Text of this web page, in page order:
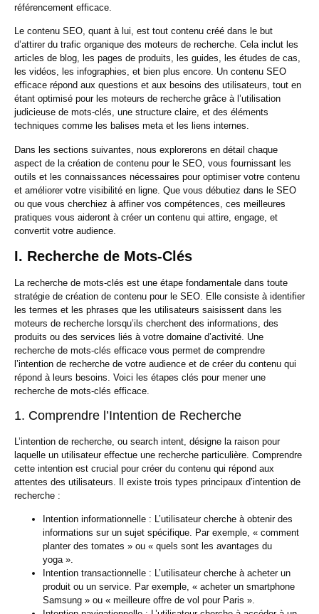
référencement efficace.
Le contenu SEO, quant à lui, est tout contenu créé dans le but
d’attirer du trafic organique des moteurs de recherche. Cela inclut les
articles de blog, les pages de produits, les guides, les études de cas,
les vidéos, les infographies, et bien plus encore. Un contenu SEO
efficace répond aux questions et aux besoins des utilisateurs, tout en
étant optimisé pour les moteurs de recherche grâce à l’utilisation
judicieuse de mots-clés, une structure claire, et des éléments
techniques comme les balises meta et les liens internes.
Dans les sections suivantes, nous explorerons en détail chaque
aspect de la création de contenu pour le SEO, vous fournissant les
outils et les connaissances nécessaires pour optimiser votre contenu
et améliorer votre visibilité en ligne. Que vous débutiez dans le SEO
ou que vous cherchiez à affiner vos compétences, ces meilleures
pratiques vous aideront à créer un contenu qui attire, engage, et
convertit votre audience.
I. Recherche de Mots-Clés
La recherche de mots-clés est une étape fondamentale dans toute
stratégie de création de contenu pour le SEO. Elle consiste à identifier
les termes et les phrases que les utilisateurs saisissent dans les
moteurs de recherche lorsqu’ils cherchent des informations, des
produits ou des services liés à votre domaine d’activité. Une
recherche de mots-clés efficace vous permet de comprendre
l’intention de recherche de votre audience et de créer du contenu qui
répond à leurs besoins. Voici les étapes clés pour mener une
recherche de mots-clés efficace.
1. Comprendre l’Intention de Recherche
L’intention de recherche, ou search intent, désigne la raison pour
laquelle un utilisateur effectue une recherche particulière. Comprendre
cette intention est crucial pour créer du contenu qui répond aux
attentes des utilisateurs. Il existe trois types principaux d’intention de
recherche :
Intention informationnelle : L’utilisateur cherche à obtenir des
informations sur un sujet spécifique. Par exemple, « comment
planter des tomates » ou « quels sont les avantages du
yoga ».
Intention transactionnelle : L’utilisateur cherche à acheter un
produit ou un service. Par exemple, « acheter un smartphone
Samsung » ou « meilleure offre de vol pour Paris ».